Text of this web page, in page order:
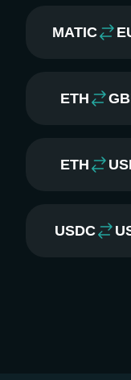
MATIC
ETH
ETH
USDC